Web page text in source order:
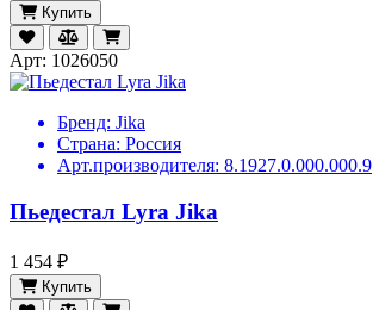
Купить
Арт: 1026050
Бренд: Jika
Страна: Россия
Арт.производителя: 8.1927.0.000.000.9
Пьедестал Lyra Jika
1 454 ₽
Купить